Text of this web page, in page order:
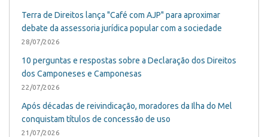
Terra de Direitos lança "Café com AJP" para aproximar
debate da assessoria jurídica popular com a sociedade
28/07/2026
10 perguntas e respostas sobre a Declaração dos Direitos
dos Camponeses e Camponesas
22/07/2026
Após décadas de reivindicação, moradores da Ilha do Mel
conquistam títulos de concessão de uso
21/07/2026